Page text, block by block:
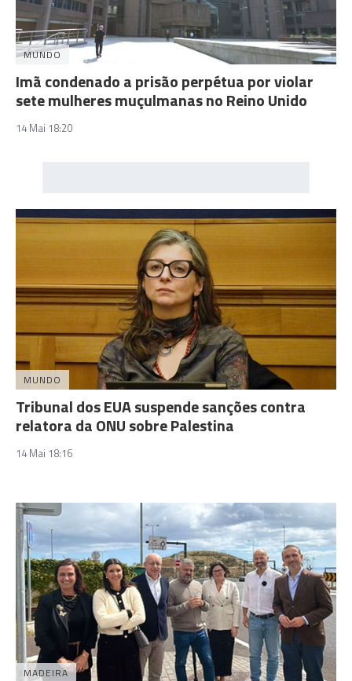
MUNDO
Imã condenado a prisão perpétua por violar
sete mulheres muçulmanas no Reino Unido
14 Mai 18:20
MUNDO
Tribunal dos EUA suspende sanções contra
relatora da ONU sobre Palestina
14 Mai 18:16
MADEIRA